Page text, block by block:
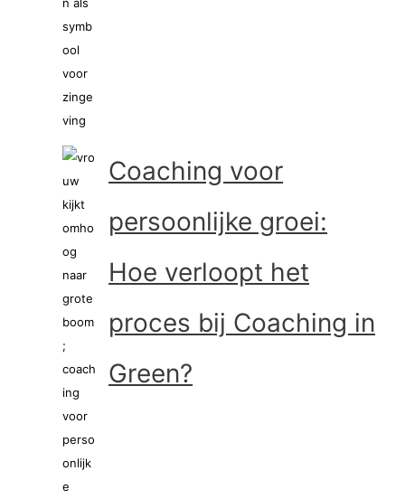
Coaching voor
persoonlijke groei:
Hoe verloopt het
proces bij Coaching in
Green?